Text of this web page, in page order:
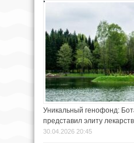
Уникальный генофонд:
представил элиту
30.04.2026 20:45